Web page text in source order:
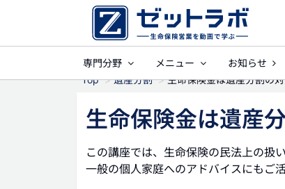
専門分野 メニュー お知らせ
事業保障
Top
遺産分割 生命保険金は遺産分割の
生命保険金は遺産
この講座では、生命保険の民法上の扱
一般の個人家庭へのアドバイスにもご